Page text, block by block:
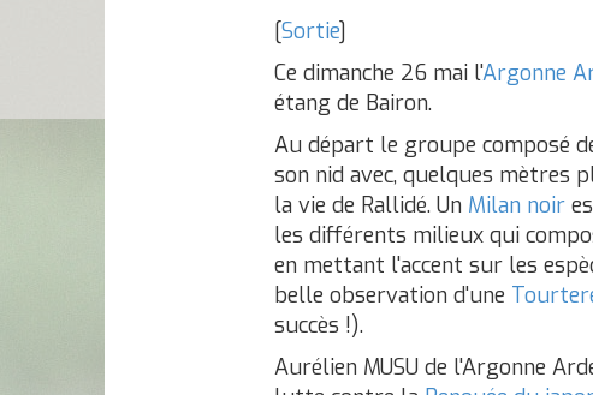
[Sortie]
Ce dimanche 26 mai l'Argonne
étang de Bairon.
Au départ le groupe composé
son nid avec, quelques mètres
la vie de Rallidé. Un Milan noir
les différents milieux qui
en mettant l'accent sur les
belle observation d'une
succès !).
Aurélien MUSU de l'Argonne